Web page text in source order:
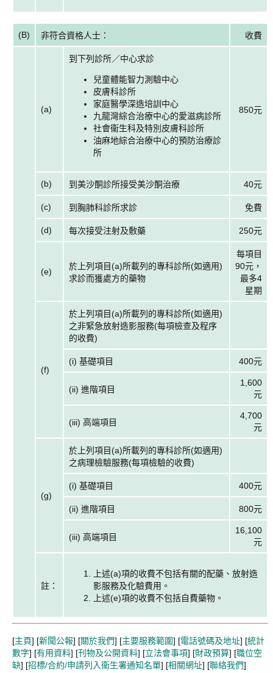
(B) 非符合資格人士： 收費
(a)
到下列診所／中心求診
兒童體能智力測驗中心
皮膚科診所
家庭醫學深造培訓中心
九龍灣綜合治療中心的愛滋病診所
社會衞生科及特別皮膚科診所
油麻地綜合治療中心的預防治療診
所
850元
(b) 到美沙酮診所接受美沙酮治療 40元
(c) 到胸肺科診所求診 免費
(d) 每次接受注射及敷藥 250元
(e)
於上列項目(a)所載列的專科診所(如適用)
求診而獲處方的藥物
每項目
90元，
最多4
星期
(f)
於上列項目(a)所載列的專科診所(如適用)
之非緊急放射造影服務(每項檢查及程序
的收費)
(i) 基礎項目 400元
(ii) 進階項目
1,600
元
(iii) 高端項目
4,700
元
(g)
於上列項目(a)所載列的專科診所(如適用)
之病理檢驗服務(每項檢驗的收費)
(i) 基礎項目 400元
(ii) 進階項目 800元
(iii) 高端項目
16,100
元
註：
上述(a)項的收費不包括有關的配藥、放射造
影服務及化驗費用。
上述(e)項的收費不包括自費藥物。
[主頁] [新聞公報] [關於我們] [主要服務範圍] [電話號碼及地址] [統計
數字] [有用資料] [刊物及公開資料] [立法會事項] [財政預算] [職位空
缺] [招標/合約/申請列入衞生署通知名單] [相關網址] [聯絡我們]